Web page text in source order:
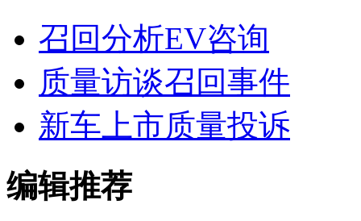
召回分析EV咨询
质量访谈召回事件
新车上市质量投诉
编辑推荐